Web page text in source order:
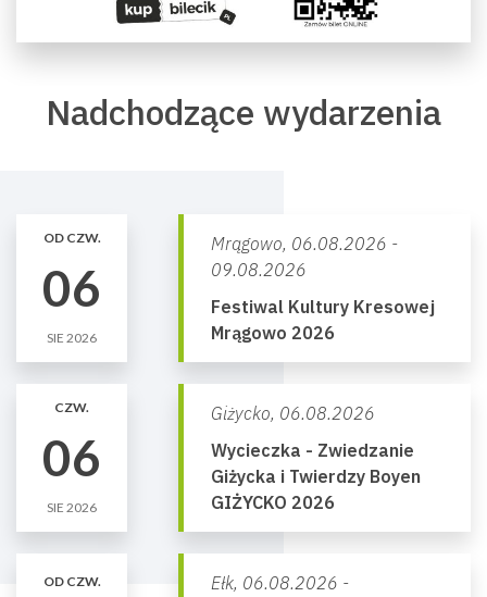
Nadchodzące wydarzenia
OD CZW.
06
SIE 2026
Mrągowo, 06.08.2026 -
09.08.2026
Festiwal Kultury Kresowej
Mrągowo 2026
CZW.
06
SIE 2026
Giżycko, 06.08.2026
Wycieczka - Zwiedzanie
Giżycka i Twierdzy Boyen
GIŻYCKO 2026
OD CZW. Ełk, 06.08.2026 -